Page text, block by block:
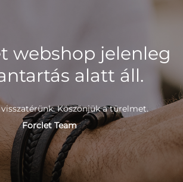
webshop jelenleg
alatt áll.
Köszönjük a türelmet.
Forclet Team